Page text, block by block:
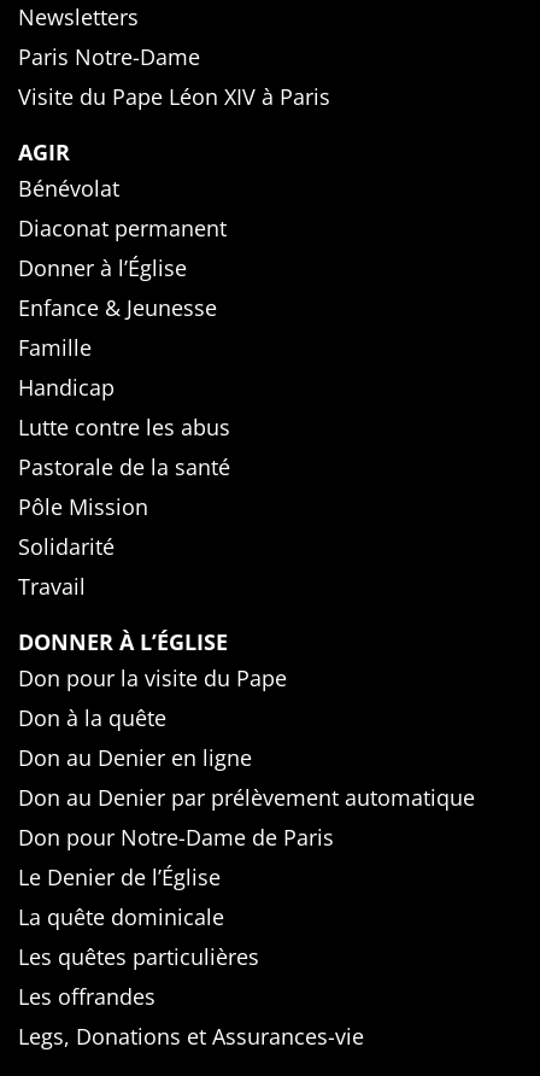
Newsletters
Paris Notre-Dame
Visite du Pape Léon XIV à Paris
AGIR
Bénévolat
Diaconat permanent
Donner à l’Église
Enfance & Jeunesse
Famille
Handicap
Lutte contre les abus
Pastorale de la santé
Pôle Mission
Solidarité
Travail
DONNER À L’ÉGLISE
Don pour la visite du Pape
Don à la quête
Don au Denier en ligne
Don au Denier par prélèvement automatique
Don pour Notre-Dame de Paris
Le Denier de l’Église
La quête dominicale
Les quêtes particulières
Les offrandes
Legs, Donations et Assurances-vie